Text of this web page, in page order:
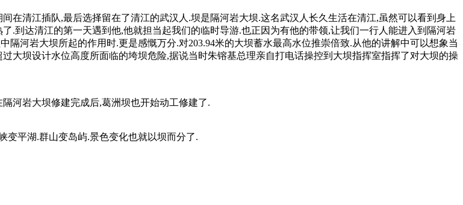
在清江插队,最后选择留在了清江的武汉人.坝是隔河岩大坝.这名武汉人长久生活在清江,虽然可以看到身上
.到达清江的第一天遇到他,他就担当起我们的临时导游.也正因为有他的带领,让我们一行人能进入到隔河岩
河岩大坝所起的作用时.更是感慨万分.对203.94米的大坝蓄水最高水位推崇倍致.从他的讲解中可以想象当
大坝设计水位高度所面临的垮坝危险,据说当时朱镕基总理亲自打电话操控到大坝指挥室指挥了对大坝的操
河岩大坝修建完成后,葛洲坝也开始动工修建了.
变平湖.群山变岛屿.景色变化也就以坝而分了.